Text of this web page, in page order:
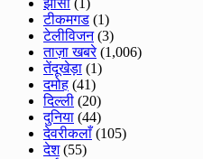
झाँसी (1)
टीकमगड (1)
टेलीविजन(3)
ताज़ा खबरे(1,006)
तेंदूखेड़ा (1)
दमोह (41)
दिल्ली (20)
दुनिया (44)
देवरीकलाँ(105)
देश(55)